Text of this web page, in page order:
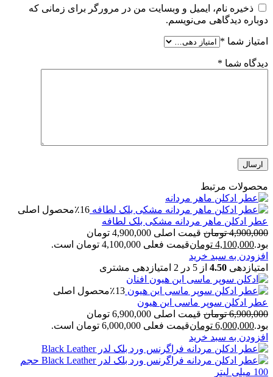
ذخیره نام، ایمیل و وبسایت من در مرورگر برای زمانی که
دوباره دیدگاهی می‌نویسم.
امتیاز شما *
دیدگاه شما *
محصولات مرتبط
٪16محصول اصلی
عطر ادکلن ماهر مردانه مشکی بلک لطافه
4,900,000 تومان
قیمت اصلی 4,900,000 تومان
بود.4,100,000 تومانقیمت فعلی 4,100,000 تومان است.
افزودن به سبد خرید
امتیازدهی 4.50 از 5 در 2 امتیازدهی مشتری
٪13محصول اصلی
عطر ادکلن سوپر ماسی این هیون
6,900,000 تومان
قیمت اصلی 6,900,000 تومان
بود.6,000,000 تومانقیمت فعلی 6,000,000 تومان است.
افزودن به سبد خرید